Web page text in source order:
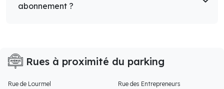
abonnement ?
Rues à proximité du parking
Rue de Lourmel
Rue des Entrepreneurs